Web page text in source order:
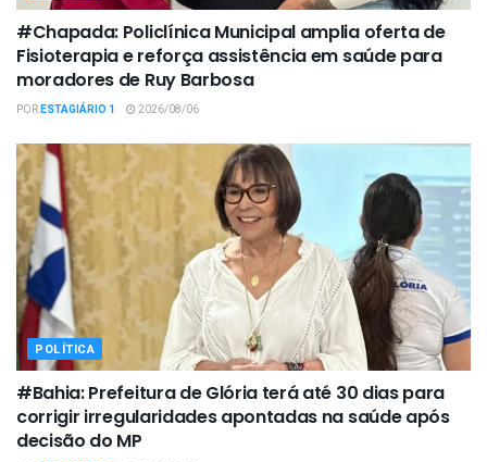
#Chapada: Policlínica Municipal amplia oferta de
Fisioterapia e reforça assistência em saúde para
moradores de Ruy Barbosa
PORESTAGIÁRIO 1 2026/08/06
POLÍTICA
#Bahia: Prefeitura de Glória terá até 30 dias para
corrigir irregularidades apontadas na saúde após
decisão do MP